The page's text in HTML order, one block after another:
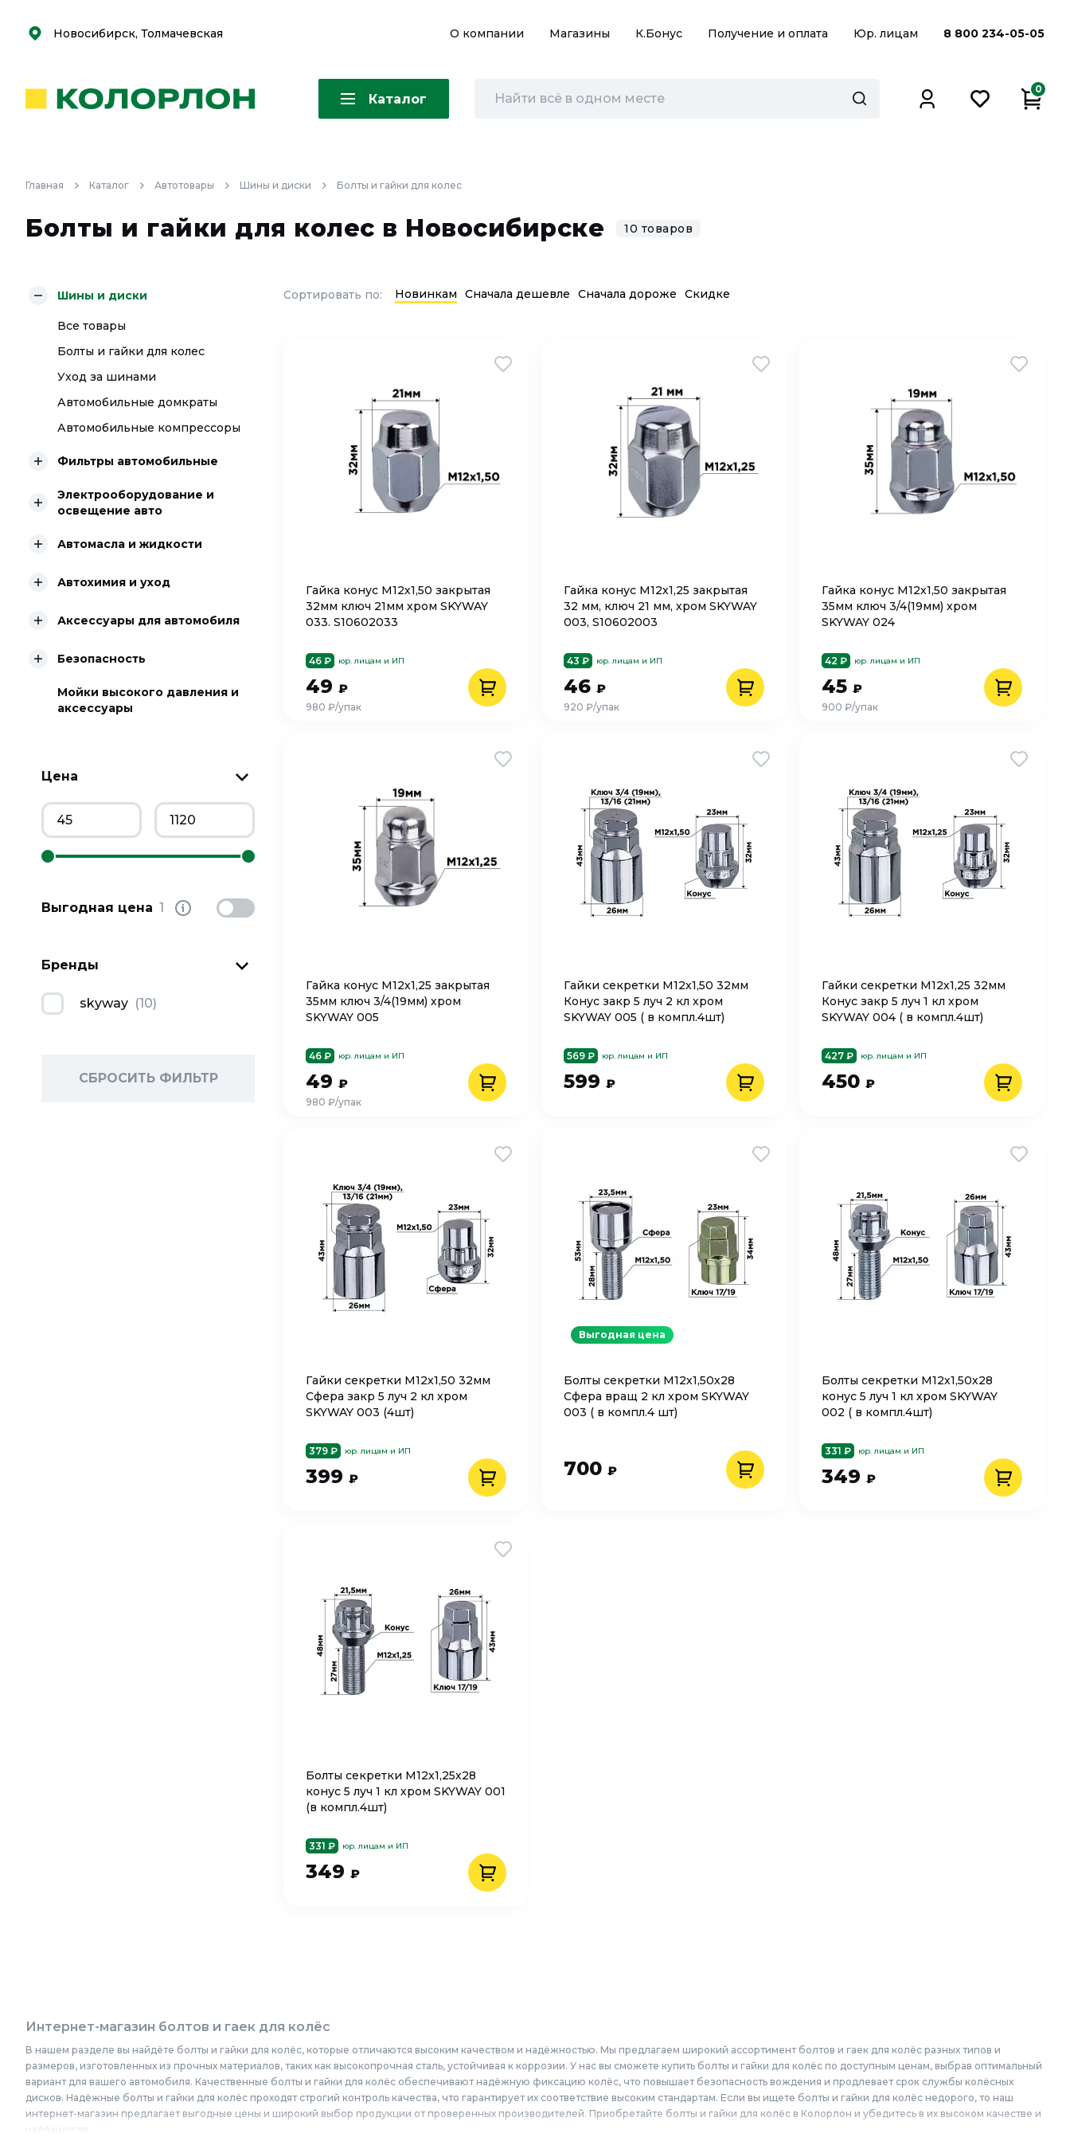
Скоро
Скоро
Новосибирск, Толмачевская О компании Магазины К.Бонус Получение и оплата Юр. лицам 8 800 234-05-05
Каталог
0
Главная Каталог Автотовары Шины и диски Болты и гайки для колес
Болты и гайки для колес в Новосибирске 10 товаров
Шины и диски
Все товары
Болты и гайки для колес
Уход за шинами
Автомобильные домкраты
Автомобильные компрессоры
Фильтры автомобильные
Электрооборудование и
освещение авто
Автомасла и жидкости
Автохимия и уход
Аксессуары для автомобиля
Безопасность
Мойки высокого давления и
аксессуары
Цена
Выгодная цена 1
Бренды
skyway (10)
СБРОСИТЬ ФИЛЬТР
Сортировать по: Новинкам Сначала дешевле Сначала дороже Скидке
Гайка конус M12х1,50 закрытая
32мм ключ 21мм хром SKYWAY
033. S10602033
46 ₽ юр. лицам и ИП
980 ₽/упак
49 ₽
Гайка конус M12х1,25 закрытая
32 мм, ключ 21 мм, хром SKYWAY
003, S10602003
43 ₽ юр. лицам и ИП
920 ₽/упак
46 ₽
Гайка конус M12х1,50 закрытая
35мм ключ 3/4(19мм) хром
SKYWAY 024
42 ₽ юр. лицам и ИП
900 ₽/упак
45 ₽
Гайка конус M12х1,25 закрытая
35мм ключ 3/4(19мм) хром
SKYWAY 005
46 ₽ юр. лицам и ИП
980 ₽/упак
49 ₽
Гайки секретки М12х1,50 32мм
Конус закр 5 луч 2 кл хром
SKYWAY 005 ( в компл.4шт)
569 ₽ юр. лицам и ИП
599 ₽
Гайки секретки М12х1,25 32мм
Конус закр 5 луч 1 кл хром
SKYWAY 004 ( в компл.4шт)
427 ₽ юр. лицам и ИП
450 ₽
Гайки секретки M12х1,50 32мм
Сфера закр 5 луч 2 кл хром
SKYWAY 003 (4шт)
379 ₽ юр. лицам и ИП
399 ₽
Болты секретки M12х1,50х28
Сфера вращ 2 кл хром SKYWAY
003 ( в компл.4 шт)
700 ₽
Выгодная цена
Болты секретки M12х1,50х28
конус 5 луч 1 кл хром SKYWAY
002 ( в компл.4шт)
331 ₽ юр. лицам и ИП
349 ₽
Болты секретки M12х1,25х28
конус 5 луч 1 кл хром SKYWAY 001
(в компл.4шт)
331 ₽ юр. лицам и ИП
349 ₽
Интернет-магазин болтов и гаек для колёс
В нашем разделе вы найдёте болты и гайки для колёс, которые отличаются высоким качеством и надёжностью. Мы предлагаем широкий ассортимент болтов и гаек для колёс разных типов и
размеров, изготовленных из прочных материалов, таких как высокопрочная сталь, устойчивая к коррозии. У нас вы сможете купить болты и гайки для колёс по доступным ценам, выбрав оптимальный
вариант для вашего автомобиля. Качественные болты и гайки для колёс обеспечивают надёжную фиксацию колёс, что повышает безопасность вождения и продлевает срок службы колёсных
дисков. Надёжные болты и гайки для колёс проходят строгий контроль качества, что гарантирует их соответствие высоким стандартам. Если вы ищете болты и гайки для колёс недорого, то наш
интернет-магазин предлагает выгодные цены и широкий выбор продукции от проверенных производителей. Приобретайте болты и гайки для колёс в Колорлон и убедитесь в их высоком качестве и
надёжности.